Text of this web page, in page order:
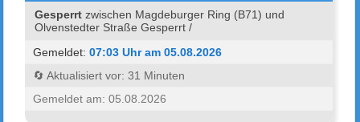
Gesperrt zwischen Magdeburger Ring (B71) und
Olvenstedter Straße Gesperrt /
Gemeldet:07:03 Uhr am 05.08.2026
🔄 Aktualisiert vor: 31 Minuten
Gemeldet am: 05.08.2026